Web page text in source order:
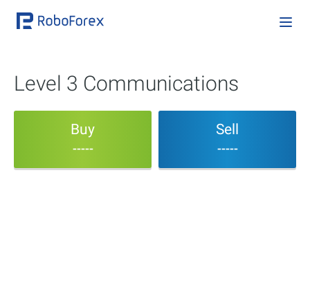
Level 3 Communications
Buy
-----
Sell
-----